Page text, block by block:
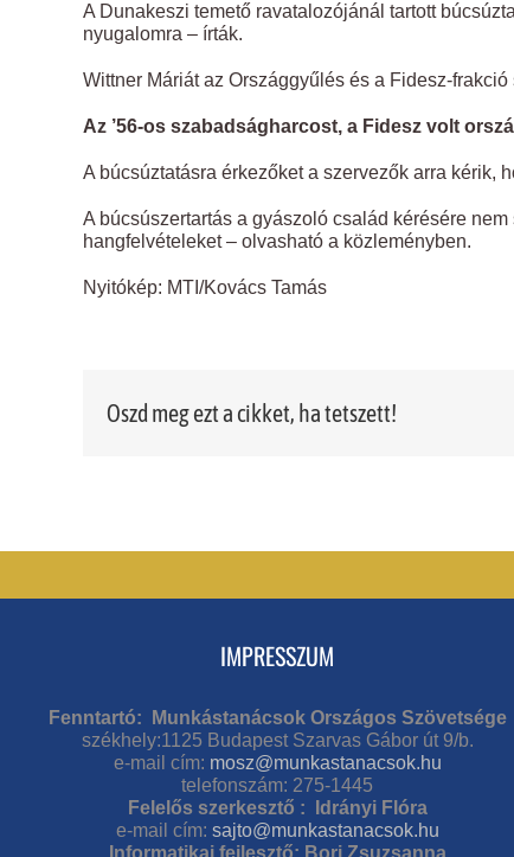
A Dunakeszi temető ravatalozójánál tartott
nyugalomra – írták.
Wittner Máriát az Országgyűlés és a Fidesz-
Az ’56-os szabadságharcost, a Fidesz volt
A búcsúztatásra érkezőket a szervezők arra kérik,
A búcsúszertartás a gyászoló család kérésére
hangfelvételeket – olvasható a közleményben.
Nyitókép: MTI/Kovács Tamás
Oszd meg ezt a cikket, ha tetszett!
IMPRESSZUM
Fenntartó: Munkástanácsok Országos Szövetsége
székhely:1125 Budapest Szarvas Gábor út 9/b.
e-mail cím: mosz@munkastanacsok.hu
telefonszám: 275-1445
Felelős szerkesztő : Idrányi Flóra
e-mail cím: sajto@munkastanacsok.hu
Informatikai fejlesztő: Bori Zsuzsanna